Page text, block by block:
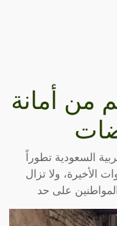
من أمانة
السعودية تطوراً
الأخيرة، ولا تزال
على حد